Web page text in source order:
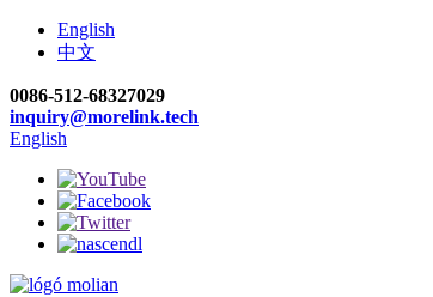
English
中文
0086-512-68327029
inquiry@morelink.tech
English